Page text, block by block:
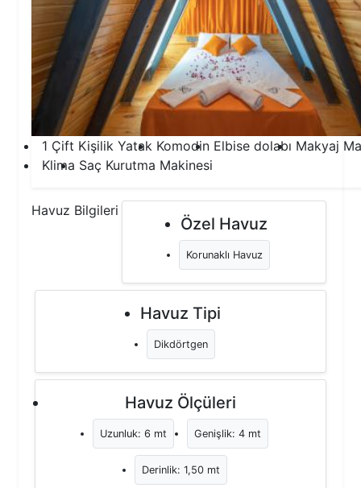
1 Çift Kişilik Yatak Komodin Elbise dolabı Makyaj
Klima Saç Kurutma Makinesi
Havuz Bilgileri
Özel Havuz
Korunaklı Havuz
Havuz Tipi
Dikdörtgen
Havuz Ölçüleri
Uzunluk: 6 mt Genişlik: 4 mt
Derinlik: 1,50 mt